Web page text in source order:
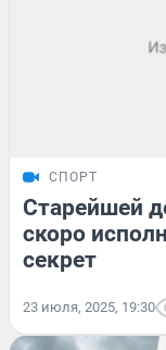
СПОРТ
Старейшей
скоро
секрет
23 июля, 2025, 19:30